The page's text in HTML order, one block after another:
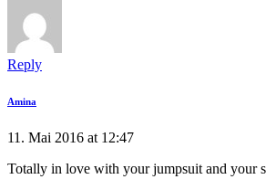
Reply
Amina
11. Mai 2016 at 12:47
Totally in love with your jumpsuit and your